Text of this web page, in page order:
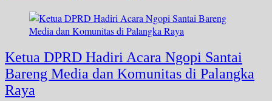
Ketua DPRD Hadiri Acara Ngopi Santai
Bareng Media dan Komunitas di Palangka
Raya